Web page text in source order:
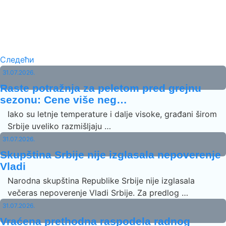
Следећи
31.07.2026.
Raste potražnja za peletom pred grejnu
sezonu: Cene više neg…
Iako su letnje temperature i dalje visoke, građani širom
Srbije uveliko razmišljaju …
31.07.2026.
Skupština Srbije nije izglasala nepoverenje
Vladi
Narodna skupština Republike Srbije nije izglasala
večeras nepoverenje Vladi Srbije. Za predlog …
31.07.2026.
Vraćena prethodna raspodela radnog